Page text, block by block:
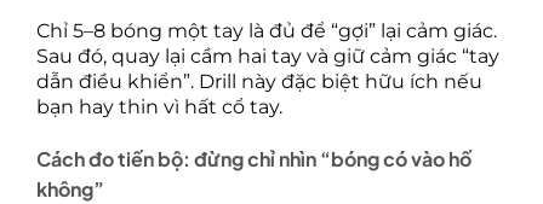
Chỉ 5–8 bóng một tay là đủ để “gợi” lại cảm giác.
Sau đó, quay lại cầm hai tay và giữ cảm giác “tay
dẫn điều khiển”. Drill này đặc biệt hữu ích nếu
bạn hay thin vì hất cổ tay.
Cách đo tiến bộ: đừng chỉ nhìn “bóng có vào hố
không”